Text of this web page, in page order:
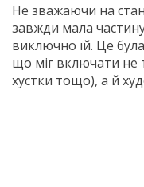
Не зважаючи на
завжди мала
виключно їй. Це
що міг включати не
хустки тощо), а й